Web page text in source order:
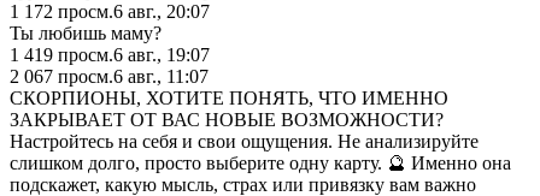
1 172 просм.6 авг., 20:07
Ты любишь маму?
1 419 просм.6 авг., 19:07
2 067 просм.6 авг., 11:07
СКОРПИОНЫ, ХОТИТЕ ПОНЯТЬ, ЧТО ИМЕННО
ЗАКРЫВАЕТ ОТ ВАС НОВЫЕ ВОЗМОЖНОСТИ?
Настройтесь на себя и свои ощущения. Не анализируйте
слишком долго, просто выберите одну карту. 🔮 Именно она
подскажет, какую мысль, страх или привязку вам важно